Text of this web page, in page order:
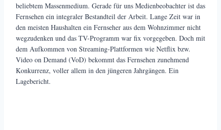
beliebtem Massenmedium. Gerade für uns Medienbeobachter ist das
Fernsehen ein integraler Bestandteil der Arbeit. Lange Zeit war in
den meisten Haushalten ein Fernseher aus dem Wohnzimmer nicht
wegzudenken und das TV-Programm war fix vorgegeben. Doch mit
dem Aufkommen von Streaming-Plattformen wie Netflix bzw.
Video on Demand (VoD) bekommt das Fernsehen zunehmend
Konkurrenz, voller allem in den jüngeren Jahrgängen. Ein
Lagebericht.